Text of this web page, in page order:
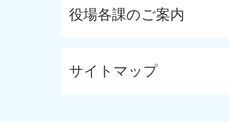
役場各課のご案内
サイトマップ